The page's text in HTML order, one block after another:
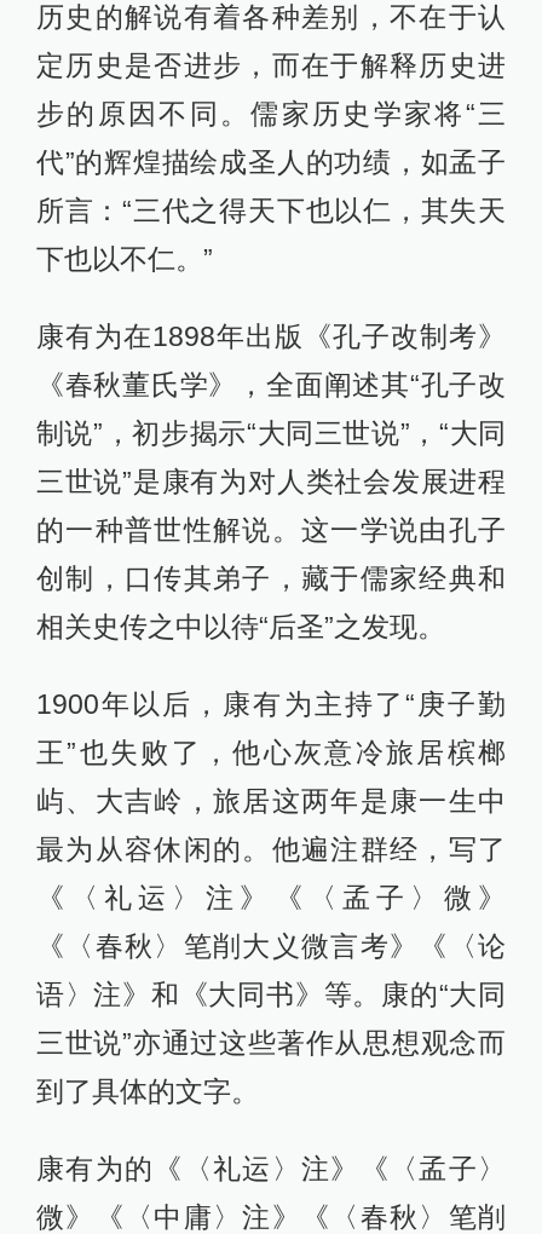
历史的解说有着各种差别，不在于认
定历史是否进步，而在于解释历史进
步的原因不同。儒家历史学家将“三
代”的辉煌描绘成圣人的功绩，如孟子
所言：“三代之得天下也以仁，其失天
下也以不仁。”
康有为在1898年出版《孔子改制考》
《春秋董氏学》，全面阐述其“孔子改
制说”，初步揭示“大同三世说”，“大同
三世说”是康有为对人类社会发展进程
的一种普世性解说。这一学说由孔子
创制，口传其弟子，藏于儒家经典和
相关史传之中以待“后圣”之发现。
1900年以后，康有为主持了“庚子勤
王”也失败了，他心灰意冷旅居槟榔
屿、大吉岭，旅居这两年是康一生中
最为从容休闲的。他遍注群经，写了
《〈礼运〉注》《〈孟子〉微》
《〈春秋〉笔削大义微言考》《〈论
语〉注》和《大同书》等。康的“大同
三世说”亦通过这些著作从思想观念而
到了具体的文字。
康有为的《〈礼运〉注》《〈孟子〉
微》《〈中庸〉注》《〈春秋〉笔削